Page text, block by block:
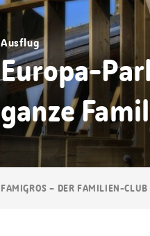
FAMIGROS – DER FAMILIEN-CLUB
Ausflug
Europa-
ganze